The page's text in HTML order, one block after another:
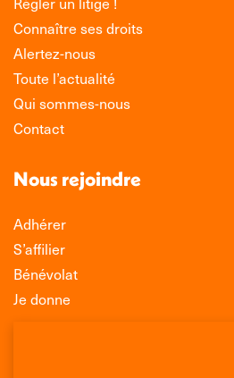
Connaître ses droits
Alertez-nous
Toute l’actualité
Qui sommes-nous
Contact
Nous rejoindre
Adhérer
S’affilier
Bénévolat
Je donne